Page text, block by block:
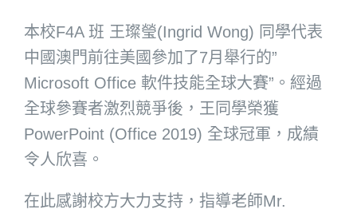
本校F4A 班 王璨瑩(Ingrid Wong) 同學代表
中國澳門前往美國參加了7月舉行的”
Microsoft Office 軟件技能全球大賽”。經過
全球參賽者激烈競爭後，王同學榮獲
PowerPoint (Office 2019) 全球冠軍，成績
令人欣喜。
在此感謝校方大力支持，指導老師Mr.